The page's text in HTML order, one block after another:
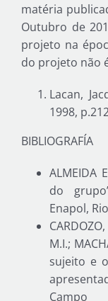
matéria
Outubro de
projeto na
do projeto não
Lacan,
1998,
BIBLIOGRAFÍA
ALMEIDA
do
Enapol,
M.I.;
sujeito e
Campo